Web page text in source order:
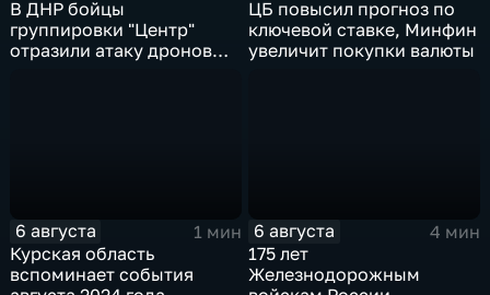
В ДНР бойцы
группировки "Центр"
отразили атаку дронов
ЦБ повысил прогноз по
ключевой ставке, Минфин
увеличит покупки валюты
6 августа
1 мин
Курская область
вспоминает события
6 августа
4 мин
175 лет
Железнодорожным